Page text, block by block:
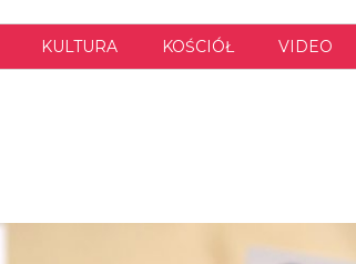
KULTURA KOŚCIÓŁ VIDEO